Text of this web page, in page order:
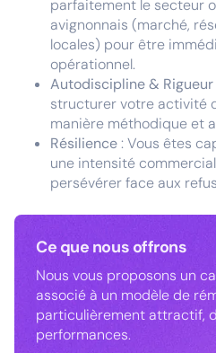
parfaitement le secteur
avignonnais (marché,
locales) pour être
opérationnel.
Autodiscipline & Rigueur
structurer votre activité
manière méthodique et
Résilience: Vous êtes
une intensité
persévérer face aux
Ce que nous offrons
Nous vous proposons un
associé à un modèle de
particulièrement attractif,
performances.